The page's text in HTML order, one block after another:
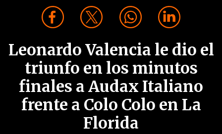
Leonardo Valencia le dio el
triunfo en los minutos
finales a Audax Italiano
frente a Colo Colo en La
Florida